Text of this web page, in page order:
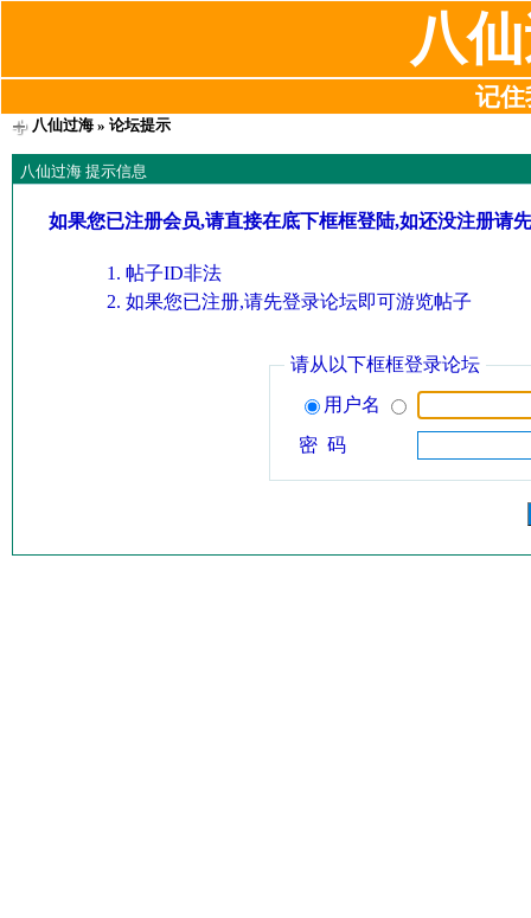
八
记住
八仙过海» 论坛提示
八仙过海 提示信息
如果您已注册会员,请直接在底下框框登陆,如还没注册请
帖子ID非法
如果您已注册,请先登录论坛即可游览帖子
请从以下框框登录论坛
用户名
密 码